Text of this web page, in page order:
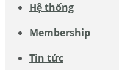
Hệ thống
Membership
Tin tức